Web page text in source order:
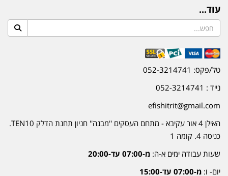
עוד...
טל/פקס: 052-3214741
נייד : 052-3214741
efishitrit@gmail.com
האילן 4 אור עקיבא - מתחם העסקים ''מבנה'' חניון תחנת הדלק TEN10.
כניסה 4. קומה 1
שעות עבודה ימים א-ה: מ-07:00 עד-20:00
יום- ו: מ-07:00 עד-15:00